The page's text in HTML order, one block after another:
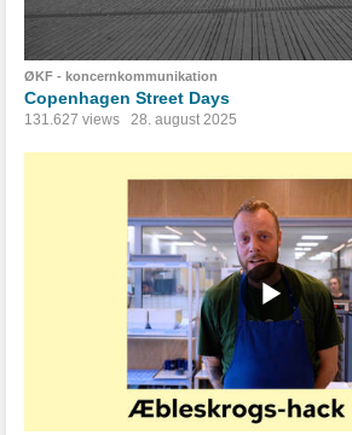
ØKF - koncernkommunikation
Copenhagen Street Days
131.627 views 28. august 2025